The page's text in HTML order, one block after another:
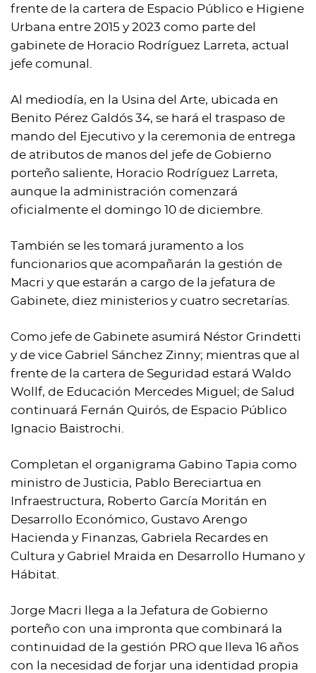
frente de la cartera de Espacio Público e Higiene
Urbana entre 2015 y 2023 como parte del
gabinete de Horacio Rodríguez Larreta, actual
jefe comunal.
Al mediodía, en la Usina del Arte, ubicada en
Benito Pérez Galdós 34, se hará el traspaso de
mando del Ejecutivo y la ceremonia de entrega
de atributos de manos del jefe de Gobierno
porteño saliente, Horacio Rodríguez Larreta,
aunque la administración comenzará
oficialmente el domingo 10 de diciembre.
También se les tomará juramento a los
funcionarios que acompañarán la gestión de
Macri y que estarán a cargo de la jefatura de
Gabinete, diez ministerios y cuatro secretarías.
Como jefe de Gabinete asumirá Néstor Grindetti
y de vice Gabriel Sánchez Zinny; mientras que al
frente de la cartera de Seguridad estará Waldo
Wollf, de Educación Mercedes Miguel; de Salud
continuará Fernán Quirós, de Espacio Público
Ignacio Baistrochi.
Completan el organigrama Gabino Tapia como
ministro de Justicia, Pablo Bereciartua en
Infraestructura, Roberto García Moritán en
Desarrollo Económico, Gustavo Arengo
Hacienda y Finanzas, Gabriela Recardes en
Cultura y Gabriel Mraida en Desarrollo Humano y
Hábitat.
Jorge Macri llega a la Jefatura de Gobierno
porteño con una impronta que combinará la
continuidad de la gestión PRO que lleva 16 años
con la necesidad de forjar una identidad propia